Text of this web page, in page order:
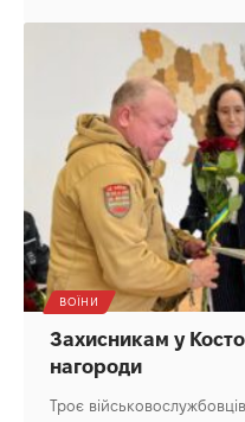
ВОЇНИ
Захисникам у
нагороди
Троє